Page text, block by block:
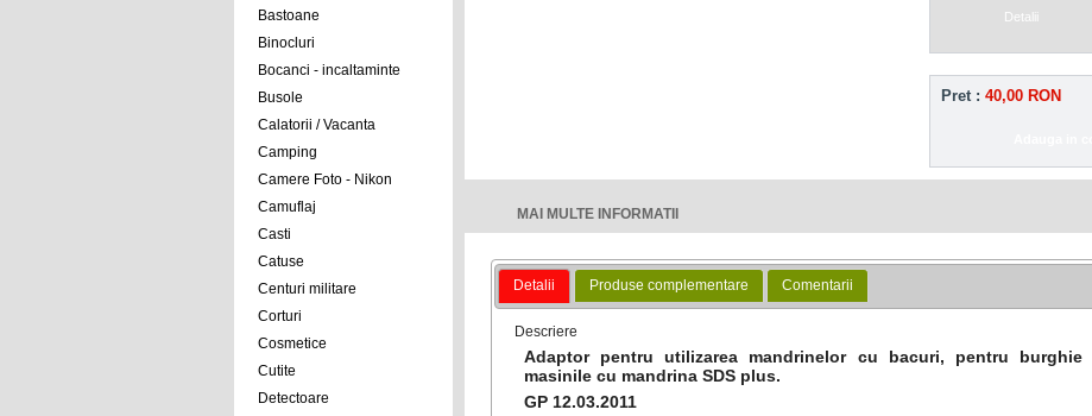
Bastoane
Binocluri
Bocanci - incaltaminte
Busole
Calatorii / Vacanta
Camping
Camere Foto - Nikon
Camuflaj
Casti
Catuse
Centuri militare
Corturi
Cosmetice
Cutite
Detectoare
Detalii
Pret :40,00 RON
MAI MULTE INFORMATII
Detalii Produse complementare Comentarii
Descriere
Adaptor pentru utilizarea mandrinelor cu bacuri, pentru
masinile cu mandrina SDS plus.
GP 12.03.2011